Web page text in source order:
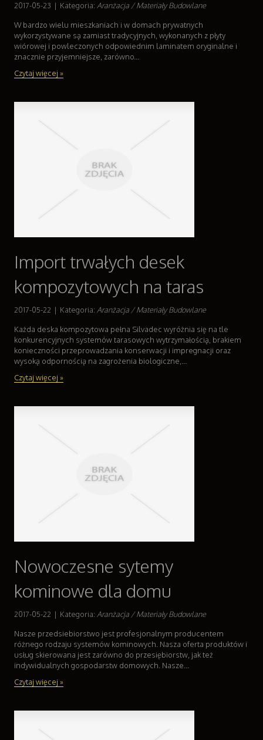
2017-05-23 | Kategoria: Aranżacja / Materiały Budowlane
W bardzo wielu mieszkaniach i w domach prywatnych
wykorzystywane są zamiast tradycyjnych, wykonanych z płyty
wiórowej i powleczonych odpowiednim laminatem oryginalne i
znacznie przyjemniejsze, zarówno...
Czytaj więcej »
Import trwałych desek
kompozytowych na taras
2017-05-22 | Kategoria: Aranżacja / Materiały Budowlane
Każda deska kompozytowa pełna Silvadec wyróżnia się na tle
konkurencyjnych systemów tarasowych wytrzymałością, brakiem
konieczności przeprowadzania konserwacji i impregnacji oraz
wysoką odpornością na zagrożenia biologiczne,...
Czytaj więcej »
Nowoczesne sytemy
kominowe dla domu
2017-05-22 | Kategoria: Aranżacja / Materiały Budowlane
Nasze przedsiebiorstwo jest profesjonalnym producentem
różnego rodzaju systemów kominowych. Nasza oferta produktów i
usług skierowana jest zarówno do przesiębiorstw, jak też
indywidualnych gospodarstw domowych. Nasze...
Czytaj więcej »